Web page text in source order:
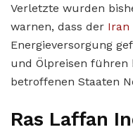
Verletzte wurden
warnen, dass der Iran
Energieversorgung
und Ölpreisen führen
betroffenen Staaten
Ras Laffan